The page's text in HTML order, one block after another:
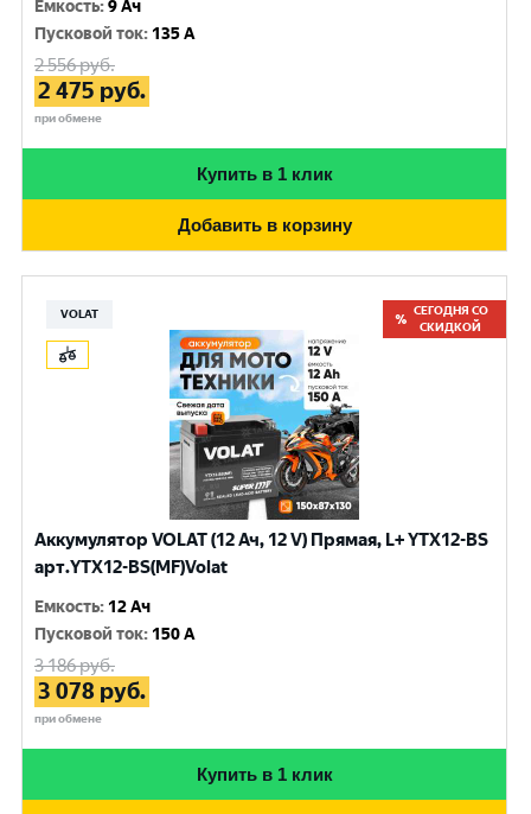
Емкость:9 Ач
Пусковой ток: 135 A
2 556руб.
2 475 руб.
при обмене
Купить в 1 клик
Добавить в корзину
VOLAT
СЕГОДНЯ СО
СКИДКОЙ
Аккумулятор VOLAT (12 Ач, 12 V) Прямая, L+ YTX12-BS
арт.YTX12-BS(MF)Volat
Емкость: 12 Ач
Пусковой ток: 150 A
3 186руб.
3 078 руб.
при обмене
Купить в 1 клик